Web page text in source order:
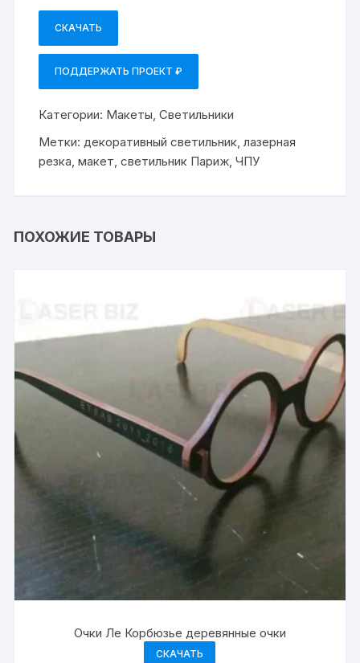
СКАЧАТЬ
ПОДДЕРЖАТЬ ПРОЕКТ ₽
Категории: Макеты ,Светильники
Метки: декоративный светильник ,лазерная
резка ,макет ,светильник Париж ,ЧПУ
ПОХОЖИЕ ТОВАРЫ
Очки Ле Корбюзье деревянные очки
СКАЧАТЬ